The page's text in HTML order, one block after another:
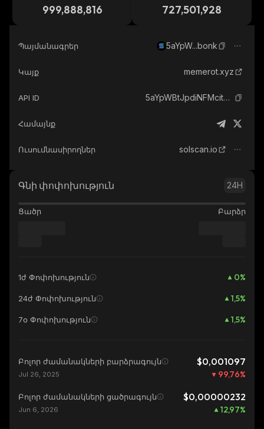
999,888,816 727,501,928
Պայմանագրեր 5aYpW...bonk
Կայք memerot.xyz
API ID 5aYpWBtJpdiNFMcitxsysdFuxfMK8nRMePvVfkZYbonk_solana
Համայնք
Ուսումնասիրողներ solscan.io
Գնի փոփոխություն 24H
Ցածր Բարձր
1ժ Փոփոխություն 0%
24ժ Փոփոխություն 1,5%
7օ Փոփոխություն 1,5%
Բոլոր ժամանակների բարձրագույն $0,001097
Jul 26, 2025 99,76%
Բոլոր ժամանակների ցածրագույն $0,00000232
Jun 6, 2026 12,97%